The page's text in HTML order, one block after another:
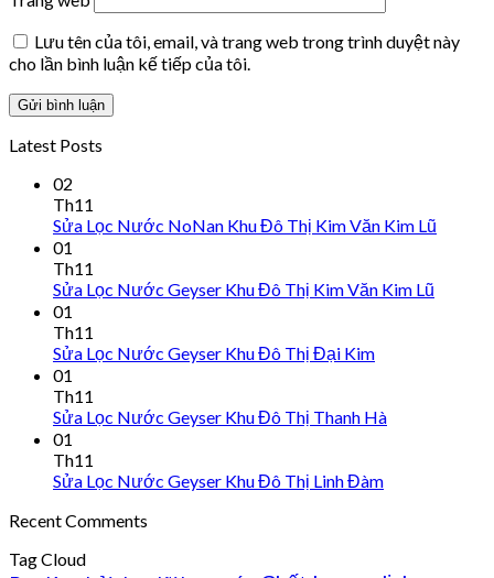
Lưu tên của tôi, email, và trang web trong trình duyệt này
cho lần bình luận kế tiếp của tôi.
Latest Posts
02
Th11
Sửa Lọc Nước NoNan Khu Đô Thị Kim Văn Kim Lũ
01
Th11
Sửa Lọc Nước Geyser Khu Đô Thị Kim Văn Kim Lũ
01
Th11
Sửa Lọc Nước Geyser Khu Đô Thị Đại Kim
01
Th11
Sửa Lọc Nước Geyser Khu Đô Thị Thanh Hà
01
Th11
Sửa Lọc Nước Geyser Khu Đô Thị Linh Đàm
Recent Comments
Tag Cloud